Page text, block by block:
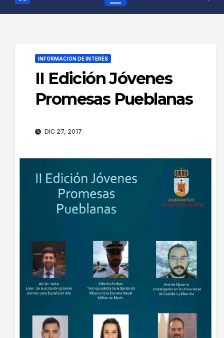
INFORMACIÓN DE INTERÉS
II Edición Jóvenes
Promesas Pueblanas
DIC 27, 2017